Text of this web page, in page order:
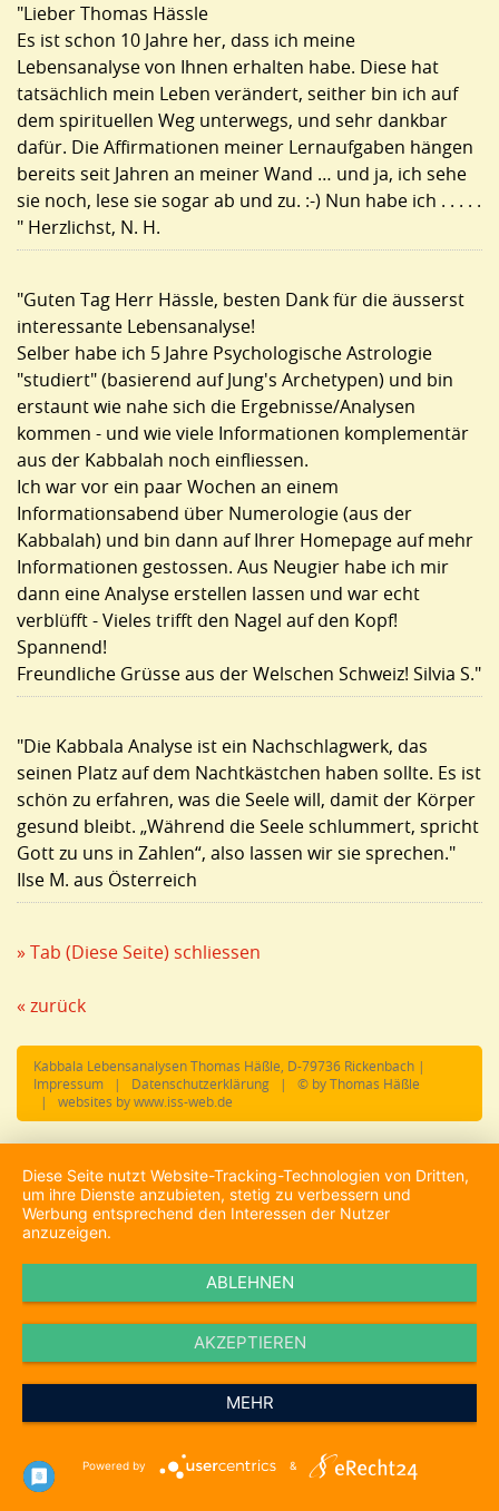
"Lieber Thomas Hässle
Es ist schon 10 Jahre her, dass ich meine
Lebensanalyse von Ihnen erhalten habe. Diese hat
tatsächlich mein Leben verändert, seither bin ich auf
dem spirituellen Weg unterwegs, und sehr dankbar
dafür. Die Affirmationen meiner Lernaufgaben hängen
bereits seit Jahren an meiner Wand … und ja, ich sehe
sie noch, lese sie sogar ab und zu. :-) Nun habe ich . . . . .
" Herzlichst, N. H.
"Guten Tag Herr Hässle, besten Dank für die äusserst
interessante Lebensanalyse!
Selber habe ich 5 Jahre Psychologische Astrologie
"studiert" (basierend auf Jung's Archetypen) und bin
erstaunt wie nahe sich die Ergebnisse/Analysen
kommen - und wie viele Informationen komplementär
aus der Kabbalah noch einfliessen.
Ich war vor ein paar Wochen an einem
Informationsabend über Numerologie (aus der
Kabbalah) und bin dann auf Ihrer Homepage auf mehr
Informationen gestossen. Aus Neugier habe ich mir
dann eine Analyse erstellen lassen und war echt
verblüfft - Vieles trifft den Nagel auf den Kopf!
Spannend!
Freundliche Grüsse aus der Welschen Schweiz! Silvia S."
"Die Kabbala Analyse ist ein Nachschlagwerk, das
seinen Platz auf dem Nachtkästchen haben sollte. Es ist
schön zu erfahren, was die Seele will, damit der Körper
gesund bleibt. „Während die Seele schlummert, spricht
Gott zu uns in Zahlen“, also lassen wir sie sprechen."
Ilse M. aus Österreich
» Tab (Diese Seite) schliessen
« zurück
Kabbala Lebensanalysen Thomas Häßle, D-79736 Rickenbach |
Impressum | Datenschutzerklärung | © by Thomas Häßle
| websites by www.iss-web.de
Diese Seite nutzt Website-Tracking-Technologien von Dritten,
um ihre Dienste anzubieten, stetig zu verbessern und
Werbung entsprechend den Interessen der Nutzer
anzuzeigen.
ABLEHNEN
AKZEPTIEREN
MEHR
Powered by &